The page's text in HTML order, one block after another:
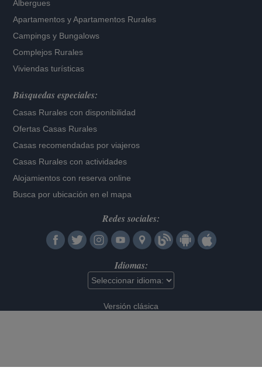
Albergues
Apartamentos yApartamentos Rurales
Campings y Bungalows
Complejos Rurales
Viviendas turísticas
Búsquedas especiales:
Casas Rurales con disponibilidad
Ofertas Casas Rurales
Casas recomendadas por viajeros
Casas Rurales con actividades
Alojamientos con reserva online
Busca por ubicación en el mapa
Redes sociales:
Idiomas:
Versión clásica